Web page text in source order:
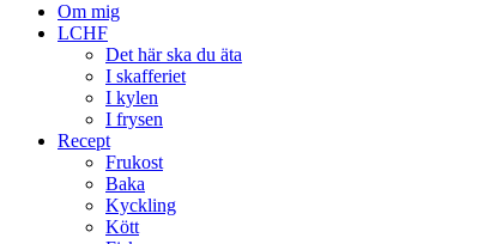
Om mig
LCHF
Det här ska du äta
I skafferiet
I kylen
I frysen
Recept
Frukost
Baka
Kyckling
Kött